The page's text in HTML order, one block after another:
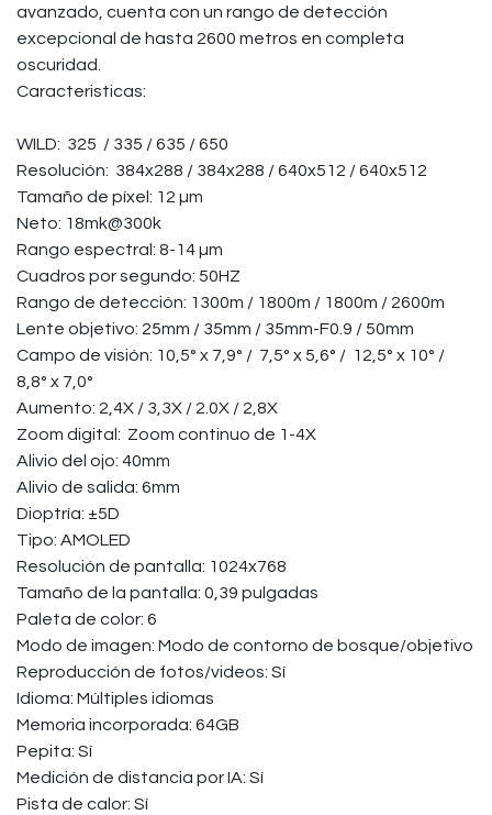
avanzado, cuenta con un rango de detección
excepcional de hasta 2600 metros en completa
oscuridad.
Caracteristicas:
WILD: 325 / 335 / 635 / 650
Resolución: 384x288 / 384x288 / 640x512 / 640x512
Tamaño de píxel: 12 µm
Neto: 18mk@300k
Rango espectral: 8-14 µm
Cuadros por segundo: 50HZ
Rango de detección: 1300m / 1800m / 1800m / 2600m
Lente objetivo: 25mm / 35mm / 35mm-F0.9 / 50mm
Campo de visión: 10,5° x 7,9° / 7,5° x 5,6° / 12,5° x 10° /
8,8° x 7,0°
Aumento: 2,4X / 3,3X / 2.0X / 2,8X
Zoom digital: Zoom continuo de 1-4X
Alivio del ojo: 40mm
Alivio de salida: 6mm
Dioptría: ±5D
Tipo: AMOLED
Resolución de pantalla: 1024x768
Tamaño de la pantalla: 0,39 pulgadas
Paleta de color: 6
Modo de imagen: Modo de contorno de bosque/objetivo
Reproducción de fotos/videos: Sí
Idioma: Múltiples idiomas
Memoria incorporada: 64GB
Pepita: Sí
Medición de distancia por IA: Sí
Pista de calor: Sí